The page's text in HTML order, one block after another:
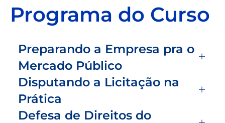
Programa do Curso
Preparando a Empresa pra o
Mercado Público
Disputando a Licitação na
Prática
Defesa de Direitos do